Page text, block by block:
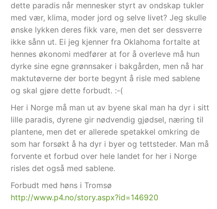
dette paradis når mennesker styrt av ondskap tukler
med vær, klima, moder jord og selve livet? Jeg skulle
ønske lykken deres fikk vare, men det ser dessverre
ikke sånn ut. Ei jeg kjenner fra Oklahoma fortalte at
hennes økonomi medfører at for å overleve må hun
dyrke sine egne grønnsaker i bakgården, men nå har
maktutøverne der borte begynt å risle med sablene
og skal gjøre dette forbudt. :-(
Her i Norge må man ut av byene skal man ha dyr i sitt
lille paradis, dyrene gir nødvendig gjødsel, næring til
plantene, men det er allerede spetakkel omkring de
som har forsøkt å ha dyr i byer og tettsteder. Man må
forvente et forbud over hele landet for her i Norge
risles det også med sablene.
Forbudt med høns i Tromsø
http://www.p4.no/story.aspx?id=146920